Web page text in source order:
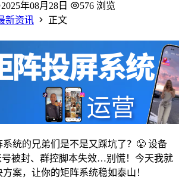
2025年08月28日
576 浏览
新资讯
正文
统的兄弟们是不是又踩坑了？😤 设备
号被封、群控脚本失效…别慌！今天我就
案，让你的矩阵系统稳如泰山！